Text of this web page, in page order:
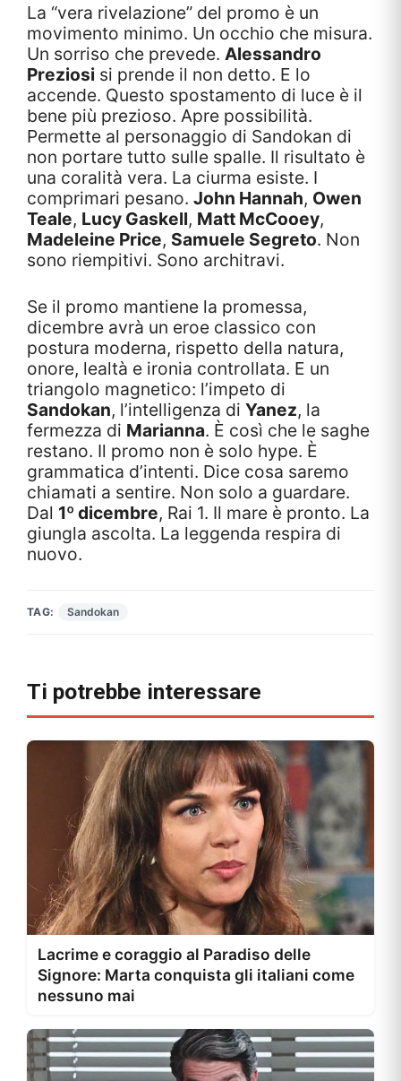
La “vera rivelazione” del promo è un
movimento minimo. Un occhio che misura.
Un sorriso che prevede. Alessandro
Preziosi si prende il non detto. E lo
accende. Questo spostamento di luce è il
bene più prezioso. Apre possibilità.
Permette al personaggio di Sandokan di
non portare tutto sulle spalle. Il risultato è
una coralità vera. La ciurma esiste. I
comprimari pesano. John Hannah, Owen
Teale, Lucy Gaskell, Matt McCooey,
Madeleine Price, Samuele Segreto. Non
sono riempitivi. Sono architravi.
Se il promo mantiene la promessa,
dicembre avrà un eroe classico con
postura moderna, rispetto della natura,
onore, lealtà e ironia controllata. E un
triangolo magnetico: l’impeto di
Sandokan, l’intelligenza di Yanez, la
fermezza di Marianna. È così che le saghe
restano. Il promo non è solo hype. È
grammatica d’intenti. Dice cosa saremo
chiamati a sentire. Non solo a guardare.
Dal 1º dicembre, Rai 1. Il mare è pronto. La
giungla ascolta. La leggenda respira di
nuovo.
TAG: Sandokan
Ti potrebbe interessare
Lacrime e coraggio al Paradiso delle
Signore: Marta conquista gli italiani come
nessuno mai